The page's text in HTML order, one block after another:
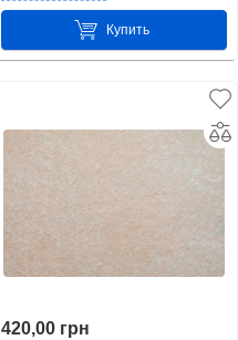
Купить
420,00 грн